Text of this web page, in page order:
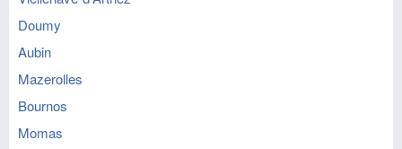
Doumy
Aubin
Mazerolles
Bournos
Momas